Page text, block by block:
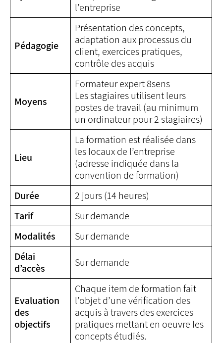
l’entreprise
Pédagogie
Présentation des concepts,
adaptation aux processus du
client, exercices pratiques,
contrôle des acquis
Moyens
Formateur expert 8sens
Les stagiaires utilisent leurs
postes de travail (au minimum
un ordinateur pour 2 stagiaires)
Lieu
La formation est réalisée dans
les locaux de l’entreprise
(adresse indiquée dans la
convention de formation)
Durée
2 jours (14 heures)
Tarif
Sur demande
Modalités
Sur demande
Délai
d’accès
Sur demande
Evaluation
des
objectifs
Chaque item de formation fait
l’objet d’une vérification des
acquis à travers des exercices
pratiques mettant en oeuvre les
concepts étudiés.